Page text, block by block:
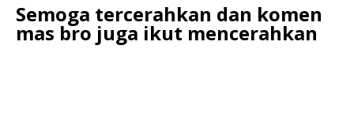
Semoga tercerahkan dan komen
mas bro juga ikut mencerahkan